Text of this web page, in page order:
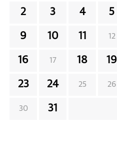
2 3 4 5
9 10 11 12
16 17 18 19
23 24 25 26
30 31